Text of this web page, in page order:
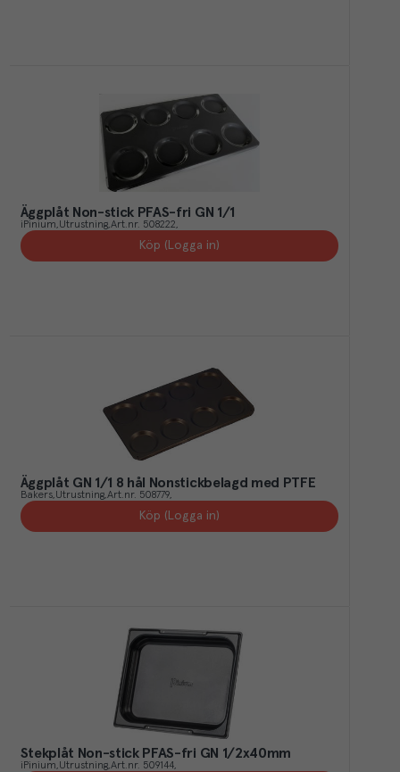
Äggplåt Non-stick PFAS-fri GN 1/1
iPinium Utrustning Art.nr. 508222
Köp (Logga in)
Äggplåt GN 1/1 8 hål Nonstickbelagd med PTFE
Bakers Utrustning Art.nr. 508779
Köp (Logga in)
Stekplåt Non-stick PFAS-fri GN 1/2x40mm
iPinium Utrustning Art.nr. 509144